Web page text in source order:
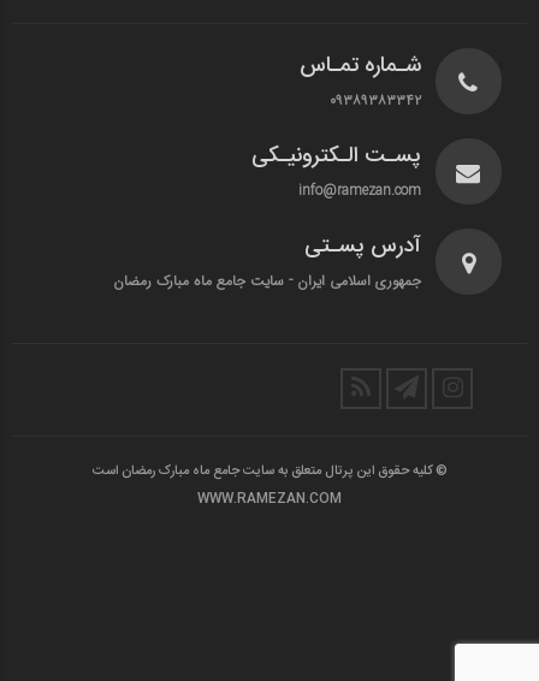
شـماره تمـاس
۰۹۳۸۹۳۸۳۳۴۲
پسـت الـکترونیـکی
info@ramezan.com
آدرس پسـتی
جمهوری اسلامی ایران - سایت جامع ماه مبارک رمضان
© کلیه حقوق این پرتال متعلق به سایت جامع ماه مبارک رمضان است
WWW.RAMEZAN.COM